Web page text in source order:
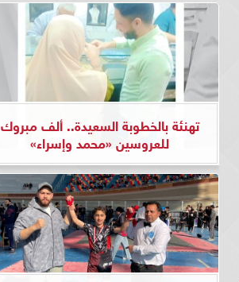
تهنئة بالخطوبة السعيدة.. ألف مبروك
للعروسين «محمد وإسراء»